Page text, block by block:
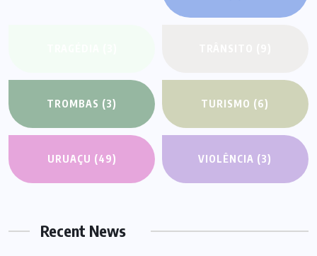
TROMBAS (3) TURISMO (6)
URUAÇU (49) VIOLÊNCIA (3)
Recent News